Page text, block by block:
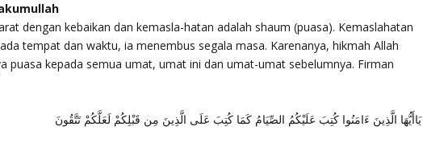
dengan kebaikan dan kemasla-hatan adalah shaum (puasa). Kemaslahatan
tempat dan waktu, ia menembus segala masa. Karenanya, hikmah Allah
puasa kepada semua umat, umat ini dan umat-umat sebelumnya. Firman
يَاأَيُّهَا الَّذِينَ ءَامَنُوا كُتِبَ عَلَيْكُمُ الصِّيَامُ كَمَا كُتِبَ عَلَى الَّذِينَ مِن قَبْلِكُمْ لَعَلَّكُمْ تَتَّقُونَ